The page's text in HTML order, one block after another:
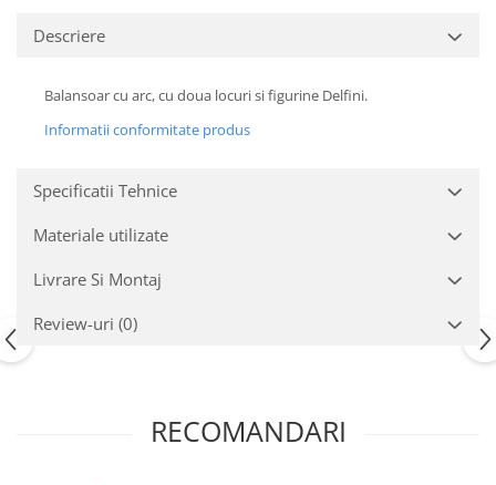
Tenis si Volei
Street Workout
Mese de jocuri
MOBILIER URBAN
Panouri pentru informare/Marcaje
Foisoare si pergole
Descriere
Balansoar cu arc, cu doua locuri si figurine Delfini.
Informatii conformitate produs
Specificatii Tehnice
Materiale utilizate
Livrare Si Montaj
Review-uri (0)
RECOMANDARI